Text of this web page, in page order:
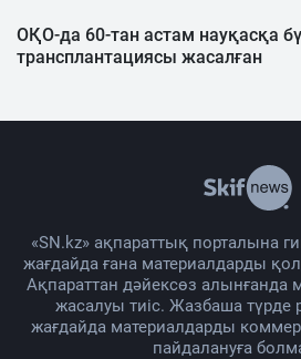
ОҚО-да 60-тан астам науқасқа
трансплантациясы жасалған
«SN.kz» ақпараттық порталына
жағдайда ғана материалдарды
Ақпараттан дәйексөз алынғанда
жасалуы тиіс. Жазбаша түрде
жағдайда материалдарды
пайдалануға